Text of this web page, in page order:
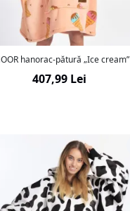
hanorac-pătură „Ice cream”
407,99 Lei